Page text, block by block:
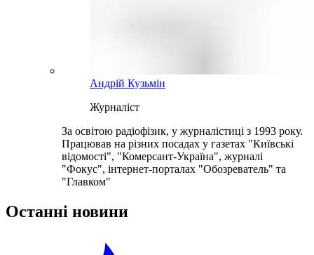
Андрій Кузьмін
Журналіст
За освітою радіофізик, у журналістиці з 1993 року.
Працював на різних посадах у газетах "Київські
відомості", "Комерсант-Україна", журналі
"Фокус", інтернет-порталах "Обозреватель" та
"Главком"
Останні новини